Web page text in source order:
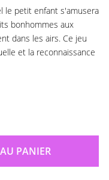
le petit enfant s'amusera
bonhommes aux
dans les airs. Ce jeu
et la reconnaissance
PANIER